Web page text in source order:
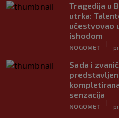
Tragedija u
utrka:
učestvovao
ishodom
NOGOMET
|
Sada i
senzacija
NOGOMET
|